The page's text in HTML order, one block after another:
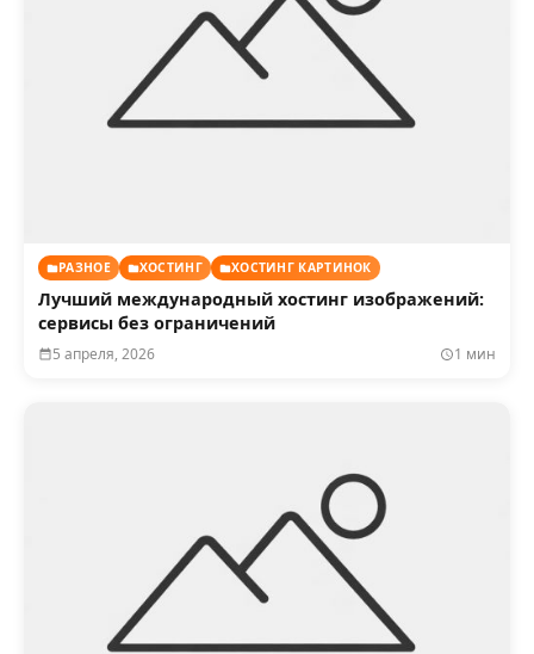
РАЗНОЕ ХОСТИНГ ХОСТИНГ КАРТИНОК
Лучший международный хостинг изображений:
сервисы без ограничений
5 апреля, 2026 1 мин